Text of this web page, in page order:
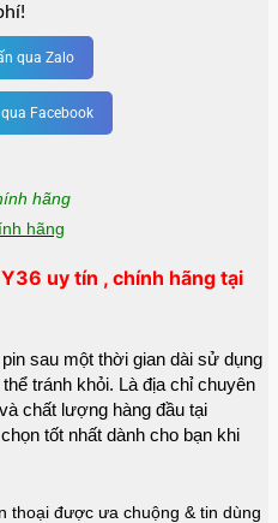
qua Zalo
Facebook
hãng
hãng
uy tín , chính hãng tại
pin sau một thời gian dài sử dụng
tránh khỏi. Là địa chỉ chuyên
chất lượng hàng đầu tại
tốt nhất dành cho bạn khi
thoại được ưa chuộng & tin dùng